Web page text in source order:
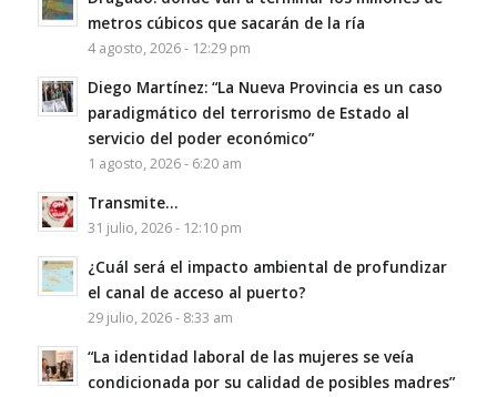
metros cúbicos que sacarán de la ría
4 agosto, 2026 - 12:29 pm
Diego Martínez: “La Nueva Provincia es un caso
paradigmático del terrorismo de Estado al
servicio del poder económico”
1 agosto, 2026 - 6:20 am
Transmite…
31 julio, 2026 - 12:10 pm
¿Cuál será el impacto ambiental de profundizar
el canal de acceso al puerto?
29 julio, 2026 - 8:33 am
“La identidad laboral de las mujeres se veía
condicionada por su calidad de posibles madres”